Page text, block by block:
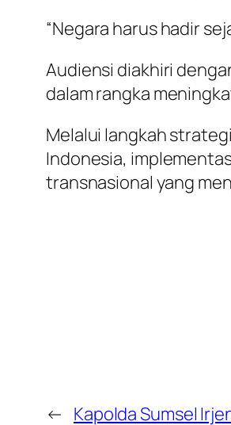
“Negara harus hadir
Audiensi diakhiri
dalam rangka
Melalui langkah
Indonesia,
transnasional yang
← Kapolda Sumsel